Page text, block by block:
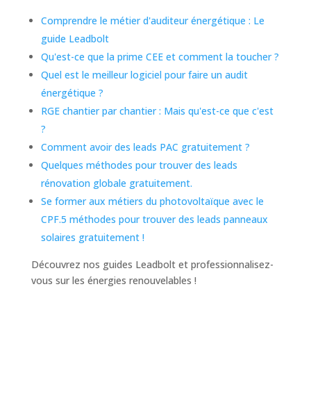
Comprendre le métier d'auditeur énergétique : Le
guide Leadbolt
Qu'est-ce que la prime CEE et comment la toucher ?
Quel est le meilleur logiciel pour faire un audit
énergétique ?
RGE chantier par chantier : Mais qu'est-ce que c'est
?
Comment avoir des leads PAC gratuitement ?
Quelques méthodes pour trouver des leads
rénovation globale gratuitement.
Se former aux métiers du photovoltaïque avec le
CPF.5 méthodes pour trouver des leads panneaux
solaires gratuitement !
Découvrez nos guides Leadbolt et professionnalisez-
vous sur les énergies renouvelables !